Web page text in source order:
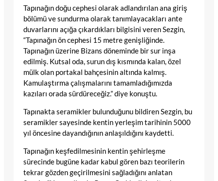
Tapınağın doğu cephesi olarak adlandırılan ana giriş
bölümü ve sundurma olarak tanımlayacakları ante
duvarlarını açığa çıkardıkları bilgisini veren Sezgin,
“Tapınağın ön cephesi 15 metre genişliğinde.
Tapınağın üzerine Bizans döneminde bir sur inşa
edilmiş. Kutsal oda, surun dış kısmında kalan, özel
mülk olan portakal bahçesinin altında kalmış.
Kamulaştırma çalışmalarını tamamladığımızda
kazıları orada sürdüreceğiz.” diye konuştu.
Tapınakta seramikler bulunduğunu bildiren Sezgin, bu
seramikler sayesinde kentin yerleşim tarihinin 5000
yıl öncesine dayandığının anlaşıldığını kaydetti.
Tapınağın keşfedilmesinin kentin şehirleşme
sürecinde bugüne kadar kabul gören bazı teorilerin
tekrar gözden geçirilmesini sağladığını anlatan